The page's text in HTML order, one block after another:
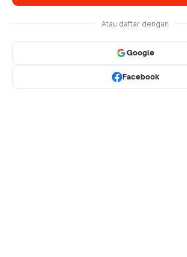
Atau daftar dengan
Google
Facebook